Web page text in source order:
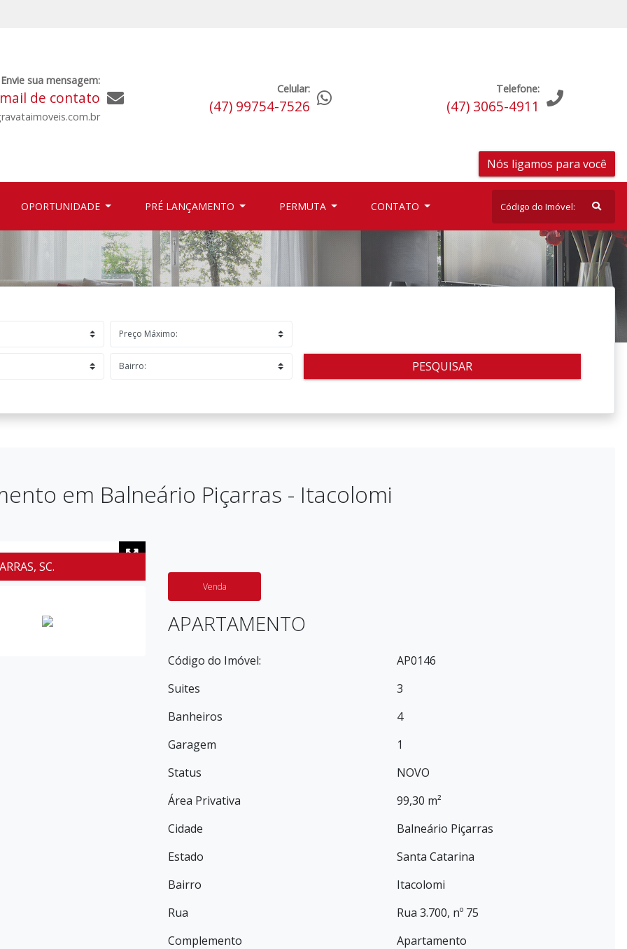
Envie sua mensagem:
de contato Celular:
(47) 99754-7526
Telefone:
(47) 3065-4911
Nós ligamos para você
OPORTUNIDADE PRÉ LANÇAMENTO PERMUTA CONTATO
PESQUISAR
em Balneário Piçarras - Itacolomi
SC.
Venda
APARTAMENTO
Código do Imóvel:
AP0146
Suites
3
Banheiros
4
Garagem
1
Status
NOVO
Área Privativa
99,30 m²
Cidade
Balneário Piçarras
Estado
Santa Catarina
Bairro
Itacolomi
Rua
Rua 3.700, nº 75
Complemento
Apartamento